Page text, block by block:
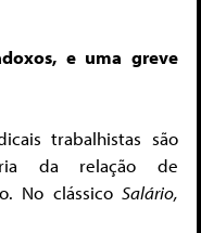
e uma greve
trabalhistas são
da relação de
No clássico Salário,